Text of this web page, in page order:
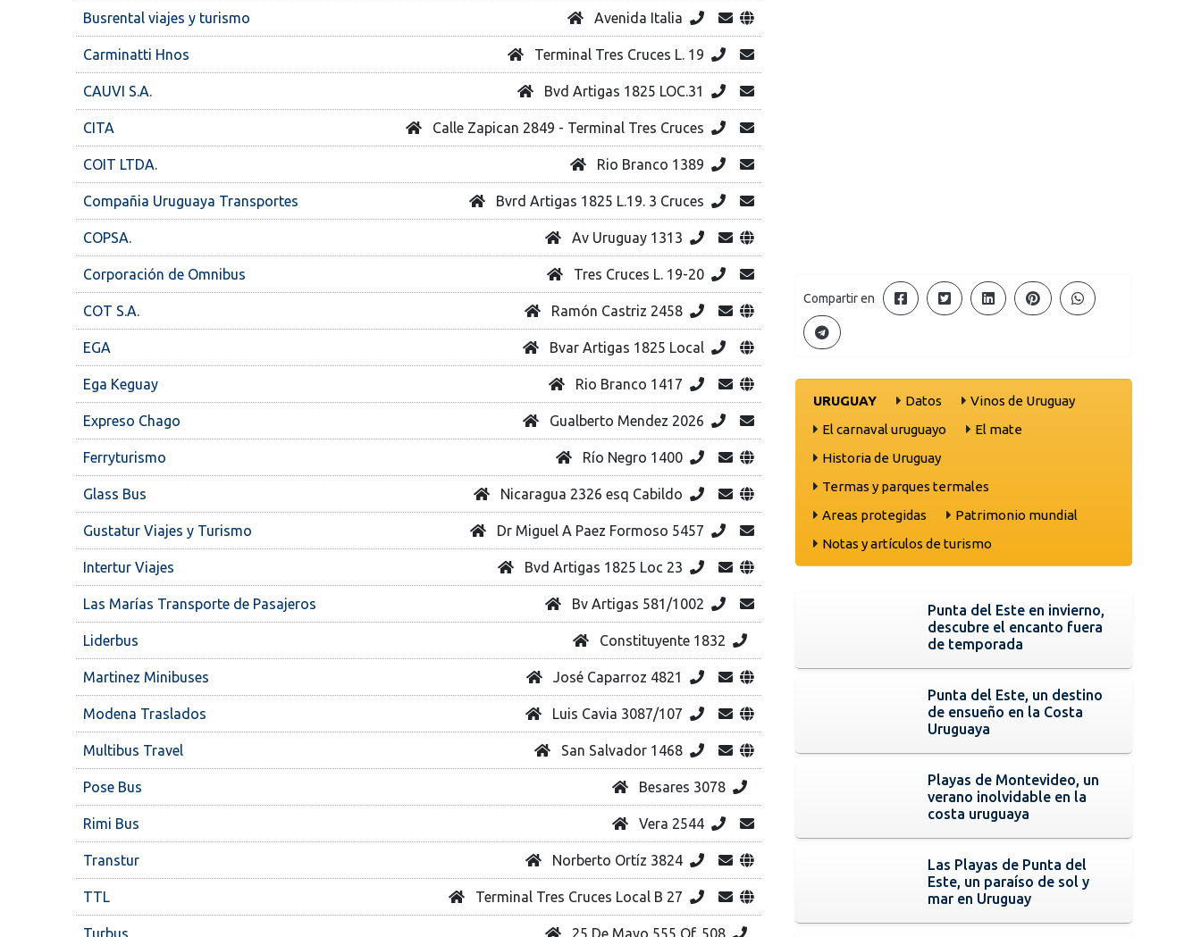
Busrental viajes y turismo Avenida Italia
Carminatti Hnos Terminal Tres Cruces L. 19
CAUVI S.A. Bvd Artigas 1825 LOC.31
CITA Calle Zapican 2849 - Terminal Tres Cruces
COIT LTDA. Rio Branco 1389
Compañia Uruguaya Transportes Bvrd Artigas 1825 L.19. 3 Cruces
COPSA. Av Uruguay 1313
Corporación de Omnibus Tres Cruces L. 19-20
COT S.A. Ramón Castriz 2458
EGA Bvar Artigas 1825 Local
Ega Keguay Rio Branco 1417
Expreso Chago Gualberto Mendez 2026
Ferryturismo Río Negro 1400
Glass Bus Nicaragua 2326 esq Cabildo
Gustatur Viajes y Turismo Dr Miguel A Paez Formoso 5457
Intertur Viajes Bvd Artigas 1825 Loc 23
Las Marías Transporte de Pasajeros Bv Artigas 581/1002
Liderbus Constituyente 1832
Martinez Minibuses José Caparroz 4821
Modena Traslados Luis Cavia 3087/107
Multibus Travel San Salvador 1468
Pose Bus Besares 3078
Rimi Bus Vera 2544
Transtur Norberto Ortíz 3824
TTL Terminal Tres Cruces Local B 27
Turbus 25 De Mayo 555 Of. 508
Compartir en
URUGUAY Datos
Vinos de Uruguay
El carnaval uruguayo
El mate
Historia de Uruguay
Termas y parques termales
Areas protegidas
Patrimonio mundial
Notas y artículos de turismo
Punta del Este en invierno,
descubre el encanto fuera
de temporada
Punta del Este, un destino
de ensueño en la Costa
Uruguaya
Playas de Montevideo, un
verano inolvidable en la
costa uruguaya
Las Playas de Punta del
Este, un paraíso de sol y
mar en Uruguay